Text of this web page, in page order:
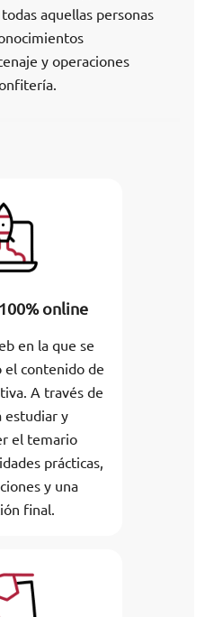
aquellas personas
y operaciones
online
en la que se
el contenido de
A través de
estudiar y
el temario
prácticas,
y una
final.